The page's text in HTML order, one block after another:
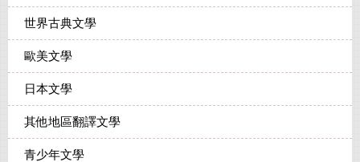
世界古典文學
歐美文學
日本文學
其他地區翻譯文學
青少年文學